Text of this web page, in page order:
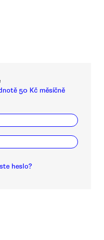
50 Kč měsíčně
heslo?